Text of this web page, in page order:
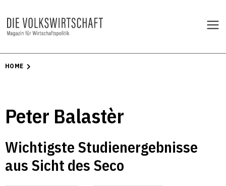
HOME
Peter Balastèr
Wichtigste Studienergebnisse
aus Sicht des Seco